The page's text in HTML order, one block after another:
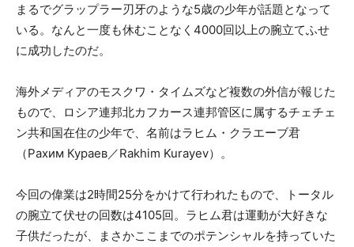
まるでグラップラー刃牙のような5歳の少年が話題となって
いる。なんと一度も休むことなく4000回以上の腕立てふせ
に成功したのだ。
海外メディアのモスクワ・タイムズなど複数の外信が報じた
もので、ロシア連邦北カフカース連邦管区に属するチェチェ
ン共和国在住の少年で、名前はラヒム・クラエーブ君
（Рахим Кураев／Rakhim Kurayev）。
今回の偉業は2時間25分をかけて行われたもので、トータル
の腕立て伏せの回数は4105回。ラヒム君は運動が大好きな
子供だったが、まさかここまでのポテンシャルを持っていた